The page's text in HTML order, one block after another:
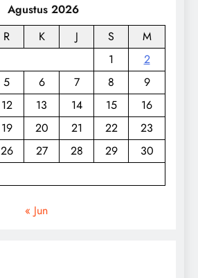
Agustus 2026
R K J S
M
1
2
5 6 7 8
9
12 13 14 15
16
19 20 21 22
23
26 27 28 29
30
« Jun